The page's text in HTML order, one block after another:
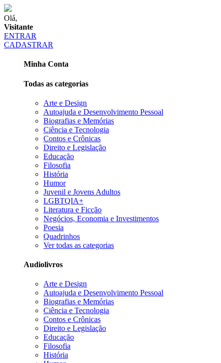
Olá,
Visitante
ENTRAR
CADASTRAR
Minha Conta
Todas as categorias
Arte e Design
Autoajuda e Desenvolvimento Pessoal
Biografias e Memórias
Ciência e Tecnologia
Contos e Crônicas
Direito e Legislação
Educação
Filosofia
História
Humor
Juvenil e Jovens Adultos
LGBTQIA+
Literatura e Ficção
Negócios, Economia e Investimentos
Poesia
Quadrinhos
Ver todas as categorias
Audiolivros
Arte e Design
Autoajuda e Desenvolvimento Pessoal
Biografias e Memórias
Ciência e Tecnologia
Contos e Crônicas
Direito e Legislação
Educação
Filosofia
História